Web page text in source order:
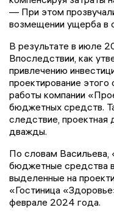
— При этом
возмещении ущерба в
В результате в июле
Впоследствии, как
привлечению
проектирование этого
работы компании
бюджетных средств.
следствие, проектная
дважды.
По словам Васильева,
бюджетные средства
выделенные на
«Гостиница
феврале 2024 года.